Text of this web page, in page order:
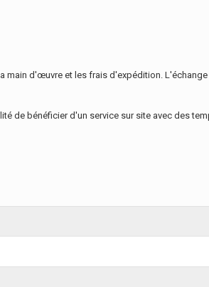
d'œuvre et les frais d'expédition.
de bénéficier d'un service sur site avec des